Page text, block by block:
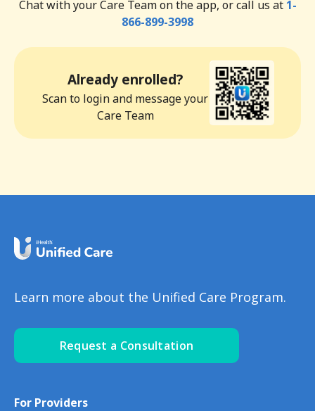
Chat with your Care Team on the app, or call us at 1-
866-899-3998
Already enrolled?
Scan to login and message your
Care Team
Learn more about the Unified Care Program.
Request a Consultation
For Providers